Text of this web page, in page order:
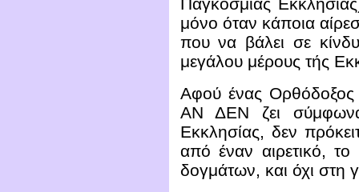
μόνο όταν κάποια
που να βάλει σε
μεγάλου μέρους τής
Αφού ένας Ορθόδοξος
ΑΝ ΔΕΝ ζει
Εκκλησίας, δεν
από έναν αιρετικό,
δογμάτων, και όχι στη